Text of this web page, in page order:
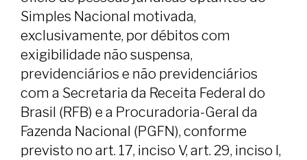
Simples Nacional motivada,
exclusivamente, por débitos com
exigibilidade não suspensa,
previdenciários e não previdenciários
com a Secretaria da Receita Federal do
Brasil (RFB) e a Procuradoria-Geral da
Fazenda Nacional (PGFN), conforme
previsto no art. 17, inciso V, art. 29, inciso I,